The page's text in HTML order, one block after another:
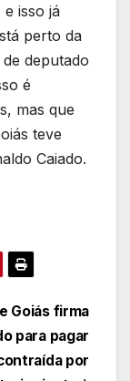
isso já
perto da
deputado
é
mas que
teve
Caiado.
Goiás firma
para pagar
por